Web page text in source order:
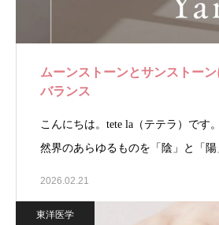
ムーンストーンとサンストー
バランス
こんにちは。tete la（テテラ）です
然界のあらゆるものを「陰」と「
2026.02.21
東洋医学